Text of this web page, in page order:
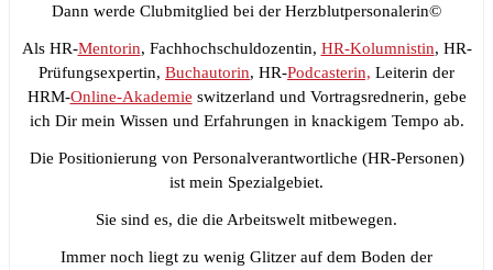
Dann werde Clubmitglied bei der Herzblutpersonalerin©
Als HR-Mentorin, Fachhochschuldozentin, HR-Kolumnistin, HR-
Prüfungsexpertin, Buchautorin, HR-Podcasterin, Leiterin der
HRM-Online-Akademie switzerland und Vortragsrednerin, gebe
ich Dir mein Wissen und Erfahrungen in knackigem Tempo ab.
Die Positionierung von Personalverantwortliche (HR-Personen)
ist mein Spezialgebiet.
Sie sind es, die die Arbeitswelt mitbewegen.
Immer noch liegt zu wenig Glitzer auf dem Boden der